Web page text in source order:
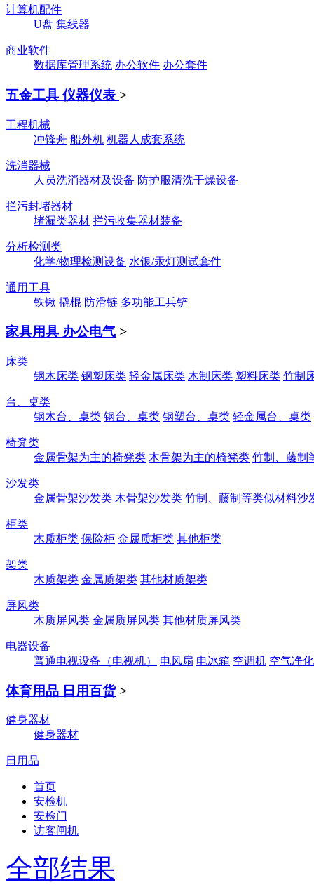
计算机配件
U盘 集线器
商业软件
数据库管理系统 办公软件 办公套件
五金工具 仪器仪表 >
工程机械
冲锋舟 船外机 机器人成套系统
洗消器械
人员洗消器材及设备 防护服清洗干燥设备
拦污封堵器材
堵漏类器材 拦污收集器材装备
分析检测类
化学/物理检测设备 水银/汞灯测试套件
通用工具
铁锹 撬棍 防滑链 多功能工兵铲
家具用具 办公电气 >
床类
钢木床类 钢塑床类 轻金属床类 木制床类 塑料床类 竹制
台、桌类
钢木台、桌类 钢台、桌类 钢塑台、桌类 轻金属台、桌类
椅凳类
金属骨架为主的椅凳类 木骨架为主的椅凳类 竹制、藤制
沙发类
金属骨架沙发类 木骨架沙发类 竹制、藤制等类似材料沙
柜类
木质柜类 保险柜 金属质柜类 其他柜类
架类
木质架类 金属质架类 其他材质架类
屏风类
木质屏风类 金属质屏风类 其他材质屏风类
电器设备
普通电视设备（电视机）
电风扇 电冰箱 空调机 空气净
体育用品 日用百货 >
健身器材
健身器材
日用品
首页
安检机
安检门
访客闸机
全部结果